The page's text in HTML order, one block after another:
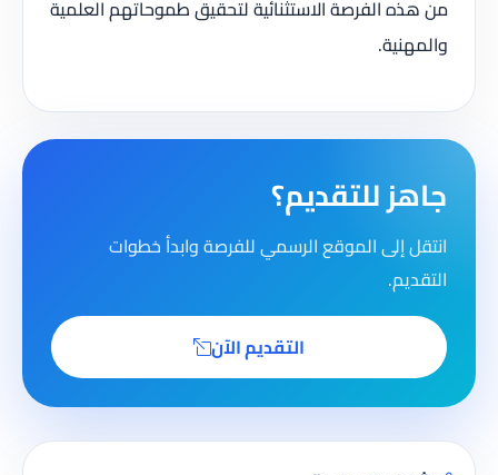
من هذه الفرصة الاستثنائية لتحقيق طموحاتهم العلمية
والمهنية.
جاهز للتقديم؟
انتقل إلى الموقع الرسمي للفرصة وابدأ خطوات
التقديم.
التقديم الآن